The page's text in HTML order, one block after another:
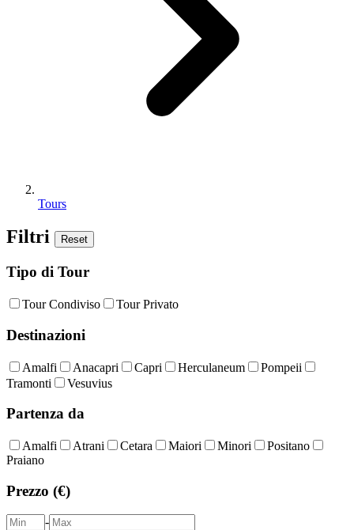
Tours
Filtri Reset
Tipo di Tour
Tour Condiviso Tour Privato
Destinazioni
Amalfi Anacapri Capri Herculaneum
Pompeii
Tramonti
Vesuvius
Partenza da
Amalfi Atrani Cetara Maiori Minori
Positano
Praiano
Prezzo (€)
-